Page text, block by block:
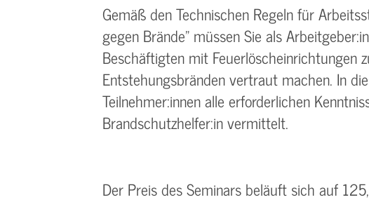
Gemäß den Technischen Regeln für
gegen Brände" müssen Sie als
Beschäftigten mit Feuerlöscheinrichtungen
Entstehungsbränden vertraut machen. In
Teilnehmer:innen alle erforderlichen
Brandschutzhelfer:in vermittelt.
Der Preis des Seminars beläuft sich auf